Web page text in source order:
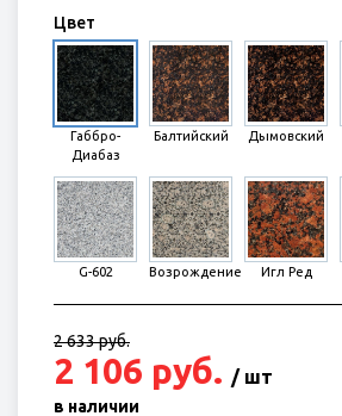
Цвет
Габбро-
Диабаз
Балтийский Дымовский
G-602 Возрождение Игл Ред
2 633 руб.
2 106 руб. / шт
в наличии